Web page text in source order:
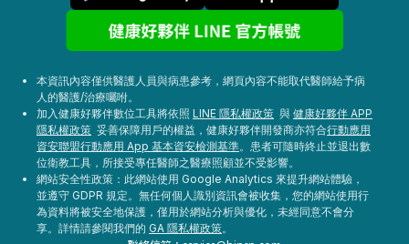
本資訊內容僅供醫護人員與病患參考，網頁內容不能取代醫師給予病
人的醫護/治療囑咐。
加入健康好夥伴數位工具將依照 LINE 隱私權政策 與 健康好夥伴 APP
隱私權政策 妥善保障用戶的權益，健康好夥伴開發商亦符合行動應用
資安聯盟行動應用 App 基本資安檢測基準。患者可隨時終止並退出數
位衛教工具，所接受專任醫師之醫療照顧並不受影響。
網站安全性政策：此網站使用 Google Analytics 來提升網站體驗，
並遵守 GDPR 規定。無任何個人識別資訊會被收集，您的網站使用行
為資料將被安全地保護，僅用於網站分析與優化，未經同意不會分
享。詳情請參閱我們的 GA 隱私權政策。